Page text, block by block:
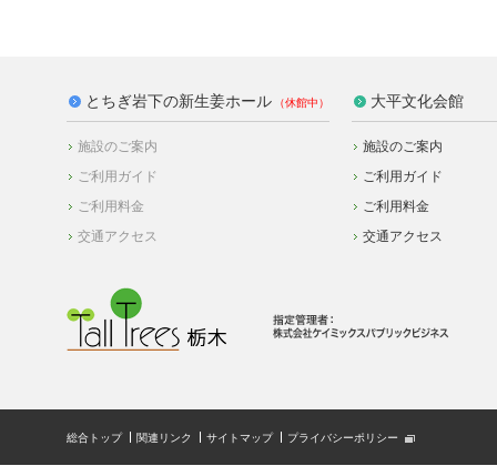
とちぎ岩下の新生姜ホール
施設のご案内
ご利用ガイド
ご利用料金
交通アクセス
大平文化会館
施設のご案内
ご利用ガイド
ご利用料金
交通アクセス
総合トップ 関連リンク サイトマップ プライバシーポリシー